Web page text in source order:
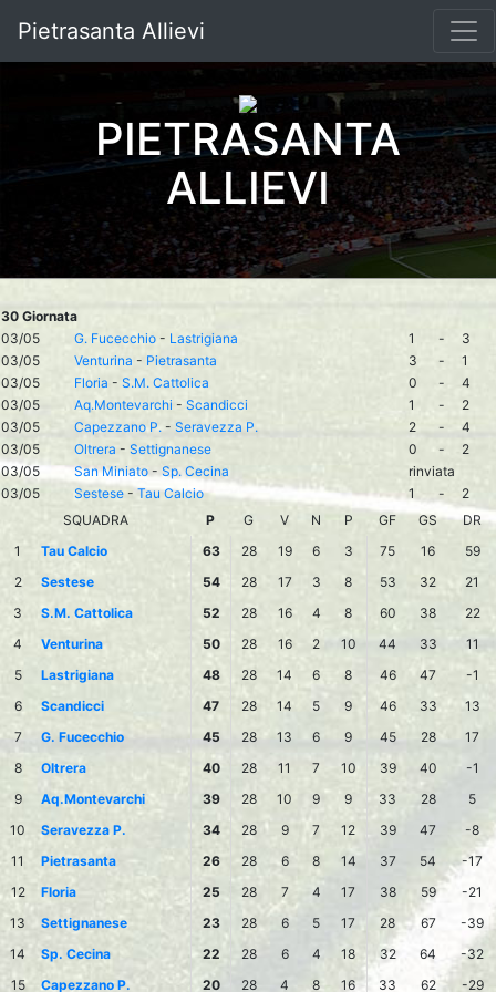
Pietrasanta Allievi
PIETRASANTA
ALLIEVI
30 Giornata
03/05
G. Fucecchio - Lastrigiana 1 -
3
03/05
Venturina - Pietrasanta 3 -
1
03/05
Floria - S.M. Cattolica 0 -
4
03/05
Aq.Montevarchi - Scandicci 1 -
2
03/05
Capezzano P. - Seravezza P. 2 -
4
03/05
Oltrera - Settignanese 0 -
2
03/05
San Miniato - Sp. Cecina
rinviata
03/05
Sestese - Tau Calcio 1 -
2
SQUADRA
P G V N P GF GS
DR
1
Tau Calcio 63 28 19 6 3 75 16
59
2
Sestese 54 28 17 3 8 53 32
21
3
S.M. Cattolica 52 28 16 4 8 60 38
22
4
Venturina 50 28 16 2 10 44 33
11
5
Lastrigiana 48 28 14 6 8 46 47
-1
6
Scandicci 47 28 14 5 9 46 33
13
7
G. Fucecchio 45 28 13 6 9 45 28
17
8
Oltrera 40 28 11 7 10 39 40
-1
9
Aq.Montevarchi 39 28 10 9 9 33 28
5
10
Seravezza P. 34 28 9 7 12 39 47
-8
11
Pietrasanta 26 28 6 8 14 37 54
-17
12
Floria 25 28 7 4 17 38 59
-21
13
Settignanese 23 28 6 5 17 28 67
-39
14
Sp. Cecina 22 28 6 4 18 32 64
-32
15
Capezzano P. 20 28 4 8 16 33 62 -29